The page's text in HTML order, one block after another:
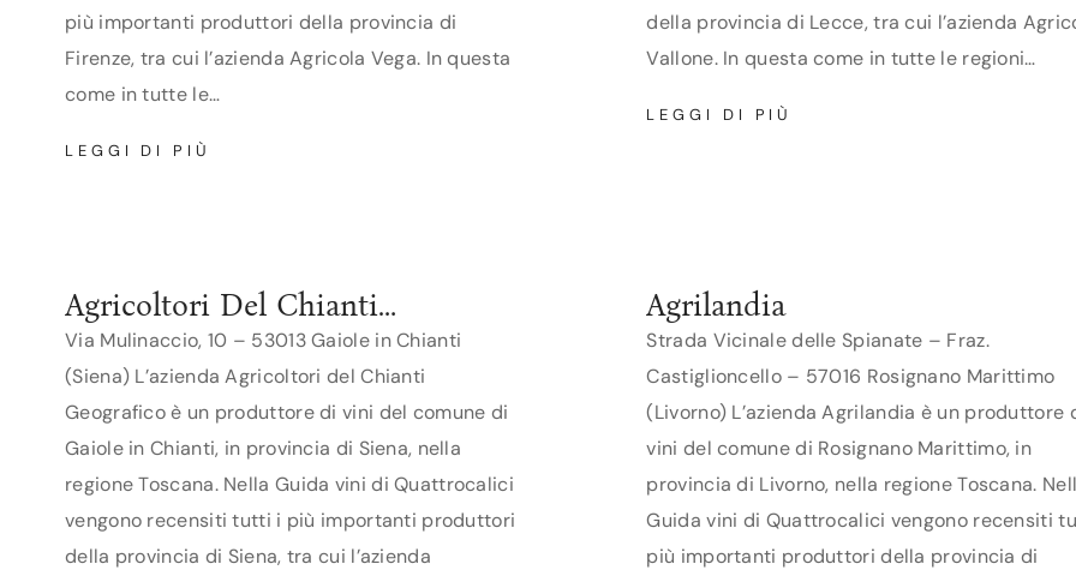
più importanti produttori della provincia di
Firenze, tra cui l’azienda Agricola Vega. In questa
come in tutte le…
LEGGI DI PIÙ
della provincia di Lecce, tra cui l’azienda
Vallone. In questa come in tutte le regioni…
LEGGI DI PIÙ
Agricoltori Del Chianti
Geografico
Via Mulinaccio, 10 – 53013 Gaiole in Chianti
(Siena) L’azienda Agricoltori del Chianti
Geografico è un produttore di vini del comune di
Gaiole in Chianti, in provincia di Siena, nella
regione Toscana. Nella Guida vini di Quattrocalici
vengono recensiti tutti i più importanti produttori
della provincia di Siena, tra cui l’azienda
Agrilandia
Strada Vicinale delle Spianate – Fraz.
Castiglioncello – 57016 Rosignano Marittimo
(Livorno) L’azienda Agrilandia è un produttore
vini del comune di Rosignano Marittimo, in
provincia di Livorno, nella regione Toscana.
Guida vini di Quattrocalici vengono recensiti
più importanti produttori della provincia di